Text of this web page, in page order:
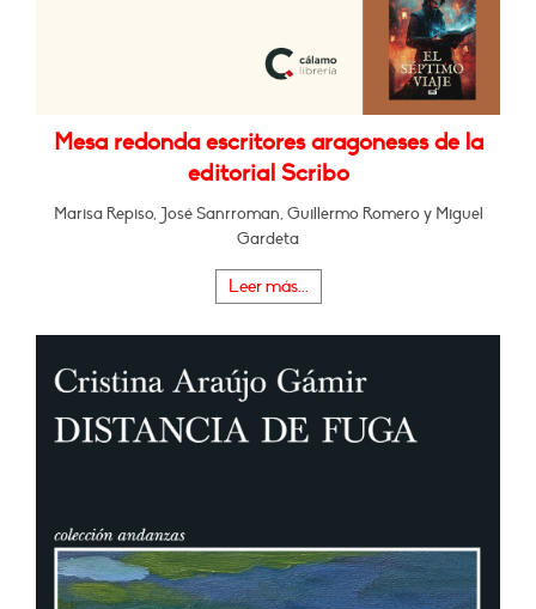
Mesa redonda escritores aragoneses de la
editorial Scribo
Marisa Repiso, José Sanrroman, Guillermo Romero y Miguel
Gardeta
Leer más...